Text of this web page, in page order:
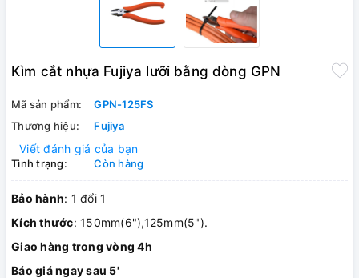
Kìm cắt nhựa Fujiya lưỡi bằng dòng GPN
Mã sản phẩm:
GPN-125FS
Thương hiệu:
Fujiya
Viết đánh giá của bạn
Tình trạng: Còn hàng
Bảo hành: 1 đổi 1
Kích thước: 150mm(6"),125mm(5").
Giao hàng trong vòng 4h
Báo giá ngay sau 5'